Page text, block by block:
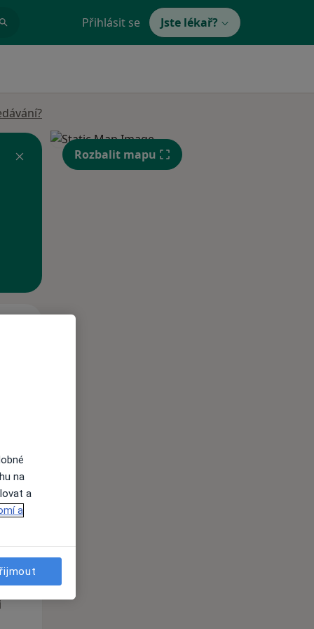
Přihlásit se Jste lékař?
12 Srpen
Rozbalit mapu
na
a
a